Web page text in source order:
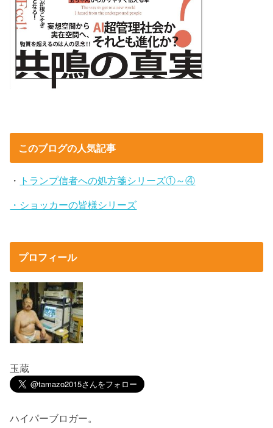
このブログの人気記事
・ トランプ信者への処方箋シリーズ①～④
・ショッカーの皆様シリーズ
プロフィール
玉蔵
ハイパーブロガー。